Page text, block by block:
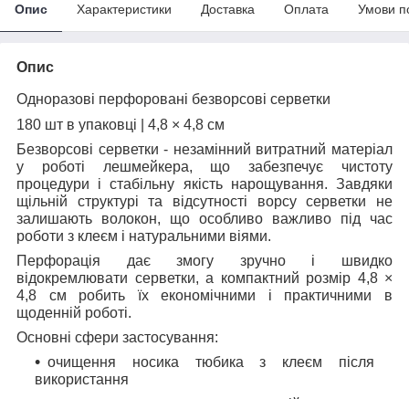
Опис Характеристики Доставка Оплата Умови
Опис
Одноразові перфоровані безворсові серветки
180 шт в упаковці | 4,8 × 4,8 см
Безворсові серветки - незамінний витратний матеріал
у роботі лешмейкера, що забезпечує чистоту
процедури і стабільну якість нарощування. Завдяки
щільній структурі та відсутності ворсу серветки не
залишають волокон, що особливо важливо під час
роботи з клеєм і натуральними віями.
Перфорація дає змогу зручно і швидко
відокремлювати серветки, а компактний розмір 4,8 ×
4,8 см робить їх економічними і практичними в
щоденній роботі.
Основні сфери застосування:
очищення носика тюбика з клеєм після
використання